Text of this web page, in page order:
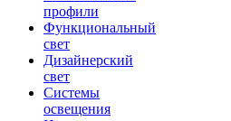
профили
Функциональный
свет
Дизайнерский
свет
Системы
освещения